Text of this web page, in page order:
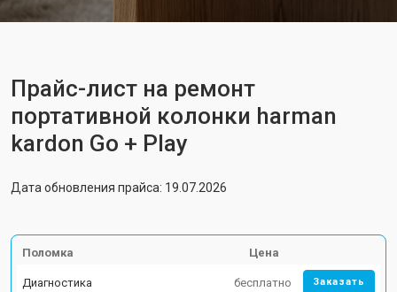
Прайс-лист на ремонт
портативной колонки harman
kardon Go + Play
Дата обновления прайса: 19.07.2026
Поломка Цена
Диагностика бесплатно Заказать